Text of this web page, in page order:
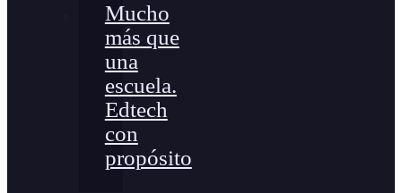
Mucho
más que
una
escuela.
Edtech
con
propósito